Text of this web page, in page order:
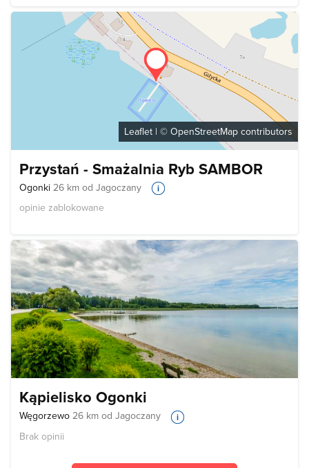
Leaflet | © OpenStreetMap contributors
Przystań - Smażalnia Ryb SAMBOR
Ogonki 26 km od Jagoczany
opinie zablokowane
Kąpielisko Ogonki
Węgorzewo 26 km od Jagoczany
Brak opinii